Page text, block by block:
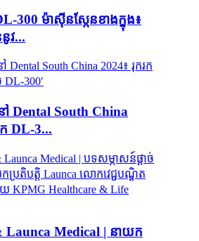
300 ម៉ាស៊ីនស្កែនខាងក្នុង៖
វ...
Dental South China
ក DL-3...
Medical | នាយក